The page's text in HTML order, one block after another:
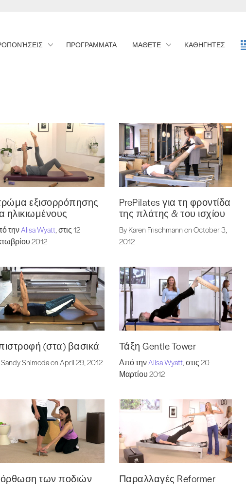
ΠΡΟΓΡΑΜΜΑΤΑ ΜΑΘΕΤΕ ΚΑΘΗΓΗΤΕΣ
εξισορρόπησης
ηλικιωμένους
τηνAlisa Wyatt, στις 12
2012
PrePilates για τη φροντίδα
της πλάτης & του ισχίου
By Karen Frischmann on October 3,
2012
(στα) βασικά
Sandy Shimoda on April 29, 2012
Τάξη Gentle Tower
Από τηνAlisa Wyatt, στις 20
Μαρτίου 2012
των ποδιών Παραλλαγές Reformer